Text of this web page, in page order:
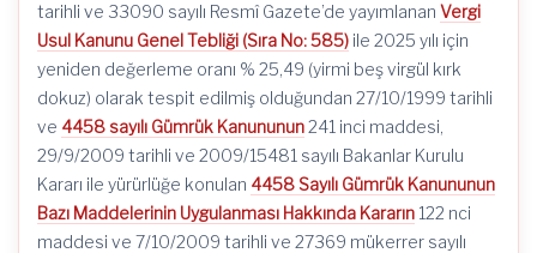
tarihli ve 33090 sayılı Resmî Gazete’de yayımlanan Vergi
Usul Kanunu Genel Tebliği (Sıra No: 585) ile 2025 yılı için
yeniden değerleme oranı % 25,49 (yirmi beş virgül kırk
dokuz) olarak tespit edilmiş olduğundan 27/10/1999 tarihli
ve 4458 sayılı Gümrük Kanununun241 inci maddesi,
29/9/2009 tarihli ve 2009/15481 sayılı Bakanlar Kurulu
Kararı ile yürürlüğe konulan 4458 Sayılı Gümrük Kanununun
Bazı Maddelerinin Uygulanması Hakkında Kararın 122 nci
maddesi ve 7/10/2009 tarihli ve 27369 mükerrer sayılı